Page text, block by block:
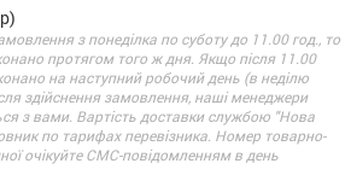
з понеділка по суботу до 11.00 год., то
протягом того ж дня. Якщо після 11.00
на наступний робочий день (в неділю
здійснення замовлення, наші менеджери
з вами. Вартість доставки службою "Нова
по тарифах перевізника. Номер товарно-
очікуйте СМС-повідомленням в день